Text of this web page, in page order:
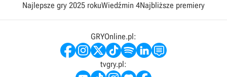
Najlepsze gry 2025 rokuWiedźmin 4Najbliższe premiery
GRYOnline.pl:
tvgry.pl: